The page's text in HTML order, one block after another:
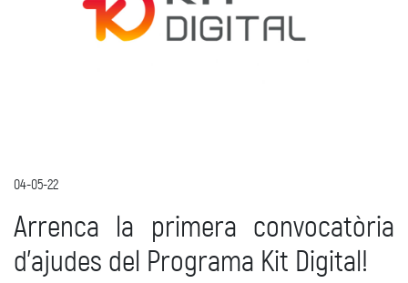
04-05-22
Arrenca la primera convocatòria
d’ajudes del Programa Kit Digital!